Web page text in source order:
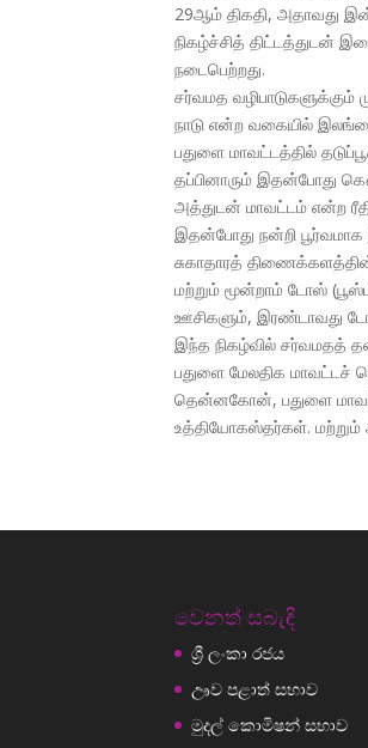
29ஆம் திகதி, அதாவது
நிகழ்ச்சித் திட்டத்துடன்
நடைபெற்றது.
சர்வமத வழிபாடுகளுக்கும்
நாடு என்ற வகையில்
பதுளை மாவட்டத்தில்
தப்பினாரும் இதன்போது
அத்துடன் மாவட்டம் என்ற
இதன்போது நன்றி பூர்வமாக
சுகாதாரத்
மற்றும் மூன்றாம் டோஸ்
ஊசிகளும், இரண்டாவது
இந்த நிகழ்வில் சர்வமதத்
பதுளை மேலதிக மாவட்டச்
தென்னகோன், பதுளை மாவட்ட
உத்தியோகஸ்தர்கள். மற்றும்
වෙනත් සබැඳි
ශ්‍රී ලංකා රජය
ඌව පළාත් සභාව
මුදල් කොමිෂන් සභාව